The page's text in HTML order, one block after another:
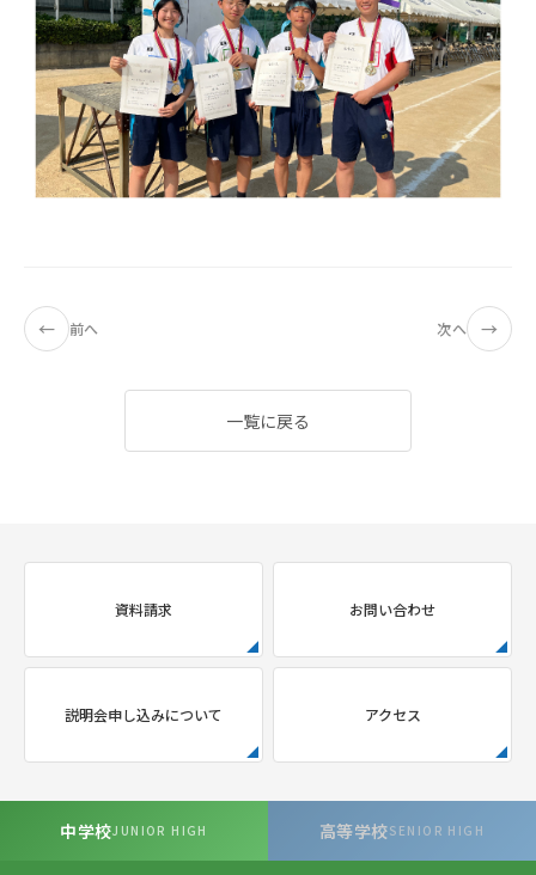
← 前へ 次へ →
一覧に戻る
資料請求 お問い合わせ
説明会申し込みについて アクセス
中学校JUNIOR HIGH 高等学校SENIOR HIGH